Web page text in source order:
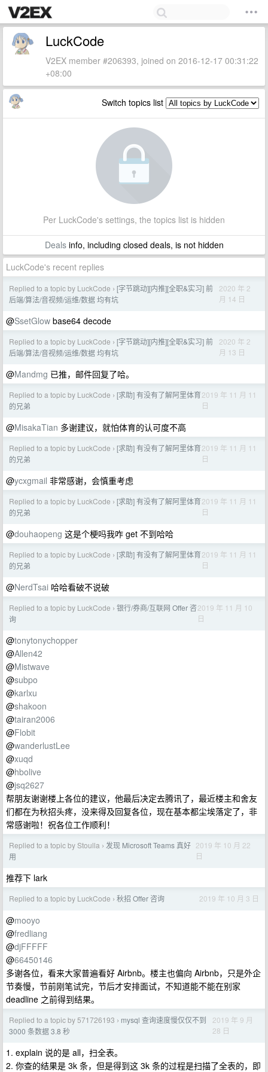
LuckCode
V2EX member #206393, joined on 2016-12-17 00:31:22
+08:00
Switch topics list
Per LuckCode's settings, the topics list is hidden
Dealsinfo, including closed deals, is not hidden
LuckCode's recent replies
Replied to a topic by LuckCode › [字节跳动][内推][全职&实习] 前
后端/算法/音视频/运维/数据 均有坑
2020 年 2
月 14 日
@SsetGlow base64 decode
Replied to a topic by LuckCode › [字节跳动][内推][全职&实习] 前
后端/算法/音视频/运维/数据 均有坑
2020 年 2
月 13 日
@Mandmg 已推，邮件回复了哈。
Replied to a topic by LuckCode › [求助] 有没有了解阿里体育
的兄弟
2019 年 11 月 11
日
@MisakaTian 多谢建议，就怕体育的认可度不高
Replied to a topic by LuckCode › [求助] 有没有了解阿里体育
的兄弟
2019 年 11 月 11
日
@ycxgmail 非常感谢，会慎重考虑
Replied to a topic by LuckCode › [求助] 有没有了解阿里体育
的兄弟
2019 年 11 月 11
日
@douhaopeng 这是个梗吗我咋 get 不到哈哈
Replied to a topic by LuckCode › [求助] 有没有了解阿里体育
的兄弟
2019 年 11 月 11
日
@NerdTsai 哈哈看破不说破
Replied to a topic by LuckCode › 银行/券商/互联网 Offer 咨
询
2019 年 11 月 10
日
@tonytonychopper
@Allen42
@Mistwave
@subpo
@karlxu
@shakoon
@tairan2006
@Flobit
@wanderlustLee
@xuqd
@hbolive
@jsq2627
帮朋友谢谢楼上各位的建议，他最后决定去腾讯了，最近楼主和舍友
们都在为秋招头疼，没来得及回复各位，现在基本都尘埃落定了，非
常感谢啦！祝各位工作顺利！
Replied to a topic by Stoulla › 发现 Microsoft Teams 真好
用
2019 年 10 月 22
日
推荐下 lark
Replied to a topic by LuckCode › 秋招 Offer 咨询 2019 年 10 月 3 日
@mooyo
@fredliang
@djFFFFF
@66450146
多谢各位，看来大家普遍看好 Airbnb。楼主也偏向 Airbnb，只是外企
节奏慢，节前刚笔试完，节后才安排面试，不知道能不能在别家
deadline 之前得到结果。
Replied to a topic by 571726193 › mysql 查询速度慢仅仅不到
3000 条数据 3.8 秒
2019 年 9 月
28 日
1. explain 说的是 all，扫全表。
2. 你查的结果是 3k 条，但是得到这 3k 条的过程是扫描了全表的，即